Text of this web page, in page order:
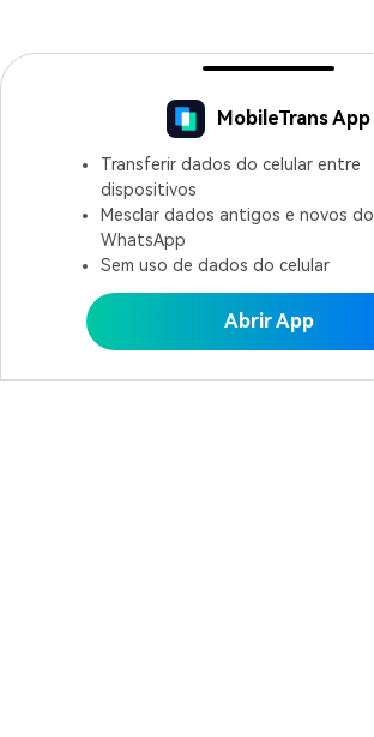
Abrir MobileTrans APP
MobileTrans App
Transferir dados do celular entre
dispositivos
Mesclar dados antigos e novos do
WhatsApp
Sem uso de dados do celular
Abrir App